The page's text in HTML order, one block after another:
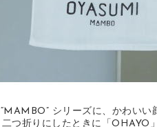
“MAMBO” シリーズに、かわいい
二つ折りにしたときに「OHAYO